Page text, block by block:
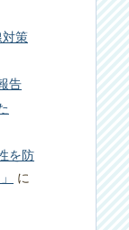
対策
告
を防
に